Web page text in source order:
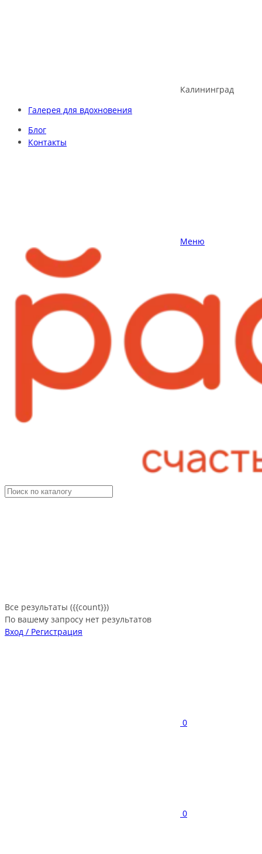
Калининград
Галерея для вдохновения
Блог
Контакты
Меню
Все результаты ({{count}})
По вашему запросу нет результатов
Вход / Регистрация
0
0